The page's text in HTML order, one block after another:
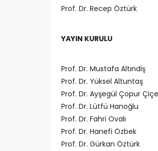
Prof. Dr. Recep Öztürk
YAYIN KURULU
Prof. Dr. Mustafa Altındiş
Prof. Dr. Yüksel Altuntaş
Prof. Dr. Ayşegül Çopur
Prof. Dr. Lütfü Hanoğlu
Prof. Dr. Fahri Ovalı
Prof. Dr. Hanefi Özbek
Prof. Dr. Gürkan Öztürk